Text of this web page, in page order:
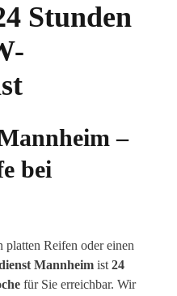
Stunden
–
bei
platten Reifen oder einen
Mannheim ist 24
für Sie erreichbar. Wir